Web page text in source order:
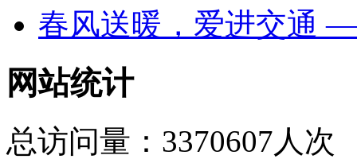
春风送暖，爱进交
网站统计
总访问量：3370607人次